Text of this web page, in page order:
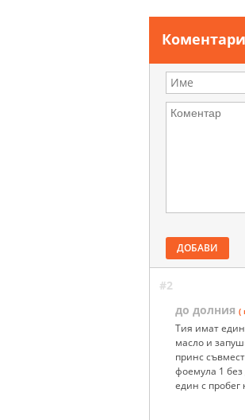
ДОБАВИ
#2
до долния (
Тия имат
масло и
принс
фоемула 1
един с